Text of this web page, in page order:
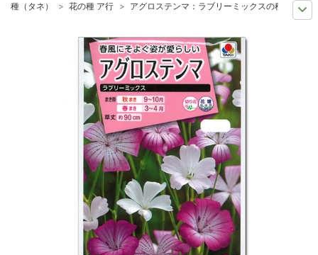
種（タネ） 花の種 ア行
アグロステンマ：ラブリーミックスの種[タキイ
草花の種 9月 アグロステンマ：ラブリーミックスの